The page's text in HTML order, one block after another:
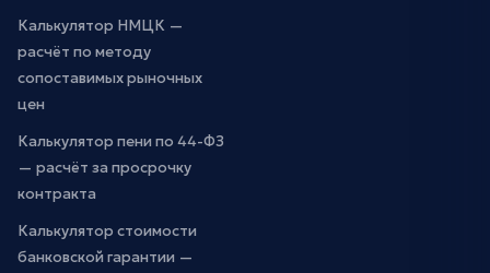
Калькулятор НМЦК —
расчёт по методу
сопоставимых рыночных
цен
Калькулятор пени по 44-ФЗ
— расчёт за просрочку
контракта
Калькулятор стоимости
банковской гарантии —